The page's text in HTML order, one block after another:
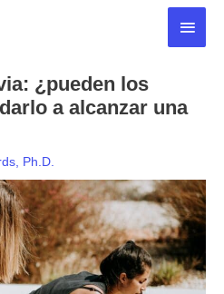
¿pueden los
a alcanzar una
Ph.D.